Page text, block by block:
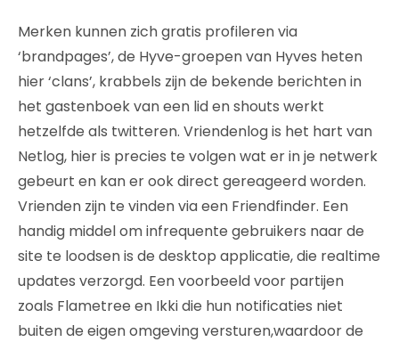
Merken kunnen zich gratis profileren via
‘brandpages’, de Hyve-groepen van Hyves heten
hier ‘clans’, krabbels zijn de bekende berichten in
het gastenboek van een lid en shouts werkt
hetzelfde als twitteren. Vriendenlog is het hart van
Netlog, hier is precies te volgen wat er in je netwerk
gebeurt en kan er ook direct gereageerd worden.
Vrienden zijn te vinden via een Friendfinder. Een
handig middel om infrequente gebruikers naar de
site te loodsen is de desktop applicatie, die realtime
updates verzorgd. Een voorbeeld voor partijen
zoals Flametree en Ikki die hun notificaties niet
buiten de eigen omgeving versturen,waardoor de